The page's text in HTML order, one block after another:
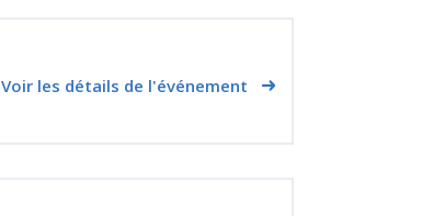
Voir les détails de l'événement